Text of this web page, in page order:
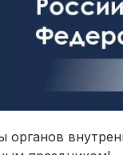
органов